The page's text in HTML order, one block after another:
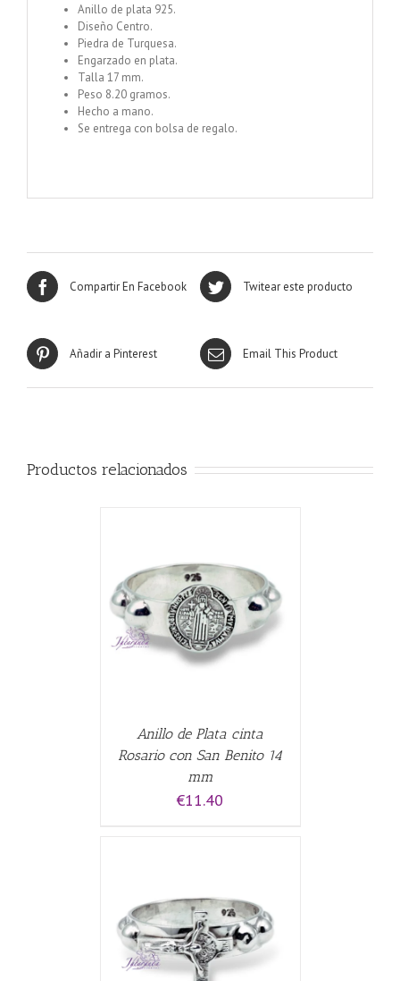
Anillo de plata 925.
Diseño Centro.
Piedra de Turquesa.
Engarzado en plata.
Talla 17 mm.
Peso 8.20 gramos.
Hecho a mano.
Se entrega con bolsa de regalo.
Compartir En Facebook Twitear este producto
Añadir a Pinterest Email This Product
Productos relacionados
Anillo de Plata cinta
Rosario con San Benito 14
mm
€11.40